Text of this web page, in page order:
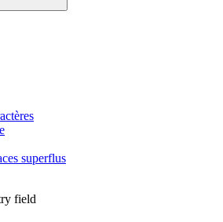
superflus
field